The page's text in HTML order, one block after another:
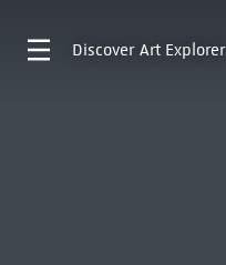
Discover Art Explorer